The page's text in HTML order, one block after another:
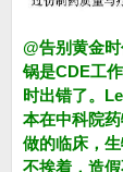
@告别黄金
锅是CDE工
时出错了。
本在中科院
做的临床，
不挨着，造假